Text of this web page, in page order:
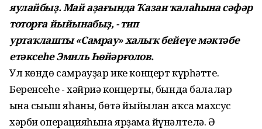
яулайбыҙ. Май аҙағында Ҡазан ҡалаһына сәфәр
тоторға йыйынабыҙ, - тип
уртаҡлашты «Самрау» халыҡ бейеүе мәктәбе
етәксеһе Эмиль Һөйәрғолов.
Ул көндө самрауҙар ике концерт күрһәтте.
Беренсеһе - хәйриә концерты, бында балалар
ғына сығыш яһаны, бөтә йыйылған аҡса махсус
хәрби операцияһына ярҙамға йүнәлтелә. Ә